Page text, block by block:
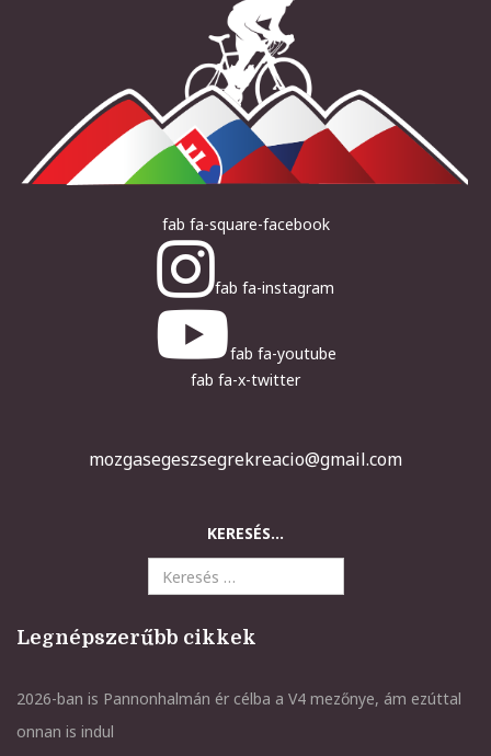
fab fa-square-facebook
fab fa-instagram
fab fa-youtube
fab fa-x-twitter
mozgasegeszsegrekreacio@gmail.com
KERESÉS...
Legnépszerűbb cikkek
2026-ban is Pannonhalmán ér célba a V4 mezőnye, ám ezúttal
onnan is indul